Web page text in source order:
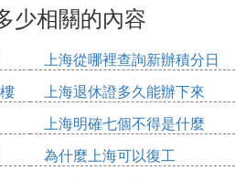
少相關的內容
上海從哪裡查詢新辦積分日
期
上海退休證多久能辦下來
上海明確七個不得是什麼
為什麼上海可以復工